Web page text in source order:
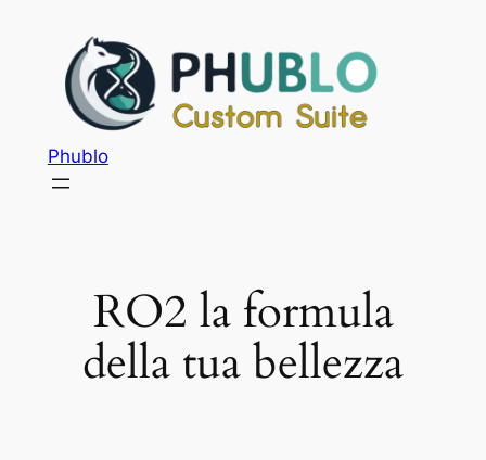
Phublo
RO2 la formula
della tua bellezza